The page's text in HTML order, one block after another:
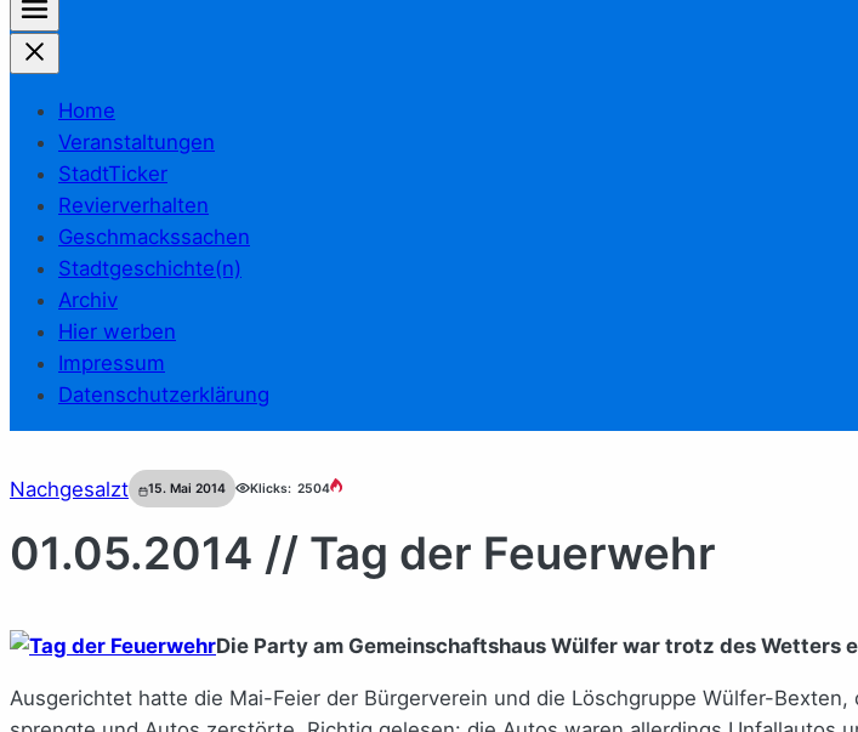
Home
Veranstaltungen
StadtTicker
Revierverhalten
Geschmackssachen
Stadtgeschichte(n)
Archiv
Hier werben
Impressum
Datenschutzerklärung
Nachgesalzt 15. Mai 2014 Klicks: 2504
01.05.2014 // Tag der Feuerwehr
Die Party am Gemeinschaftshaus Wülfer war trotz des Wetters
Ausgerichtet hatte die Mai-Feier der Bürgerverein und die Löschgruppe Wülfer-